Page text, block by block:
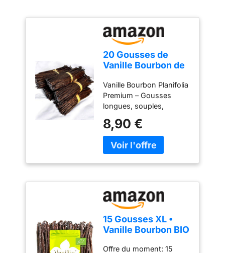
20 Gousses de
Vanille Bourbon de
cm - Taille M -
Planifolia "Réserve
Prestige" - Qualité
Premium -
Savoureuses et
Aromatiques -
100% Naturelles -
Idéal pour
Desserts
Vanille Bourbon Planifolia
Premium – Gousses
longues, souples,
naturellement riches en
vanilline. Arôme
Exceptionnel – Notes
pour recettes sucrées,
salées et boissons.
Préparation Traditionnelle
Malgache – Échaudage,
étuvage et affinage lent
pour préserver
8,90 €
15 Gousses XL •
Vanille Bourbon BIO
GRAND CRU •
Offre du moment: 15